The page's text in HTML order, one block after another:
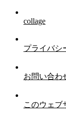
collage
プライバシ
お問い合わ
このウェブ